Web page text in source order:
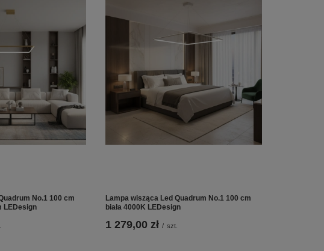
No.1 100 cm
LEDesign
Lampa wisząca Led Quadrum No.1 100 cm
biała 4000K LEDesign
1 279,00 zł / szt.